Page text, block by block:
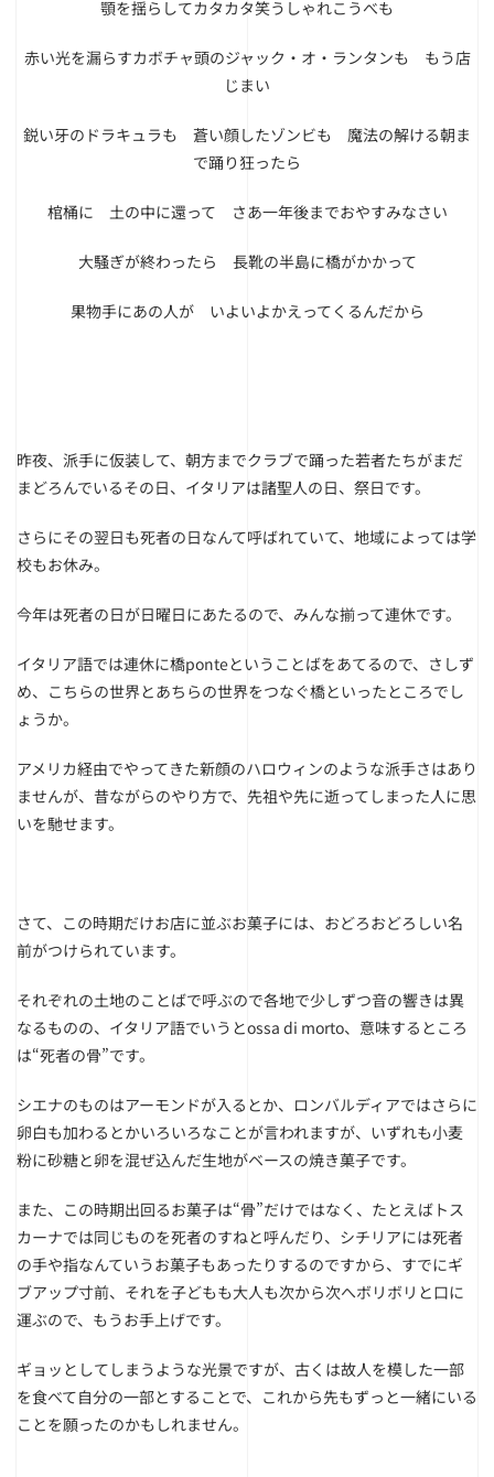
顎を揺らしてカタカタ笑うしゃれこうべも
赤い光を漏らすカボチャ頭のジャック・オ・ランタンも もう店
じまい
鋭い牙のドラキュラも 蒼い顔したゾンビも 魔法の解ける朝ま
で踊り狂ったら
棺桶に 土の中に還って さあ一年後までおやすみなさい
大騒ぎが終わったら 長靴の半島に橋がかかって
果物手にあの人が いよいよかえってくるんだから
昨夜、派手に仮装して、朝方までクラブで踊った若者たちがまだ
まどろんでいるその日、イタリアは諸聖人の日、祭日です。
さらにその翌日も死者の日なんて呼ばれていて、地域によっては学
校もお休み。
今年は死者の日が日曜日にあたるので、みんな揃って連休です。
イタリア語では連休に橋ponteということばをあてるので、さしず
め、こちらの世界とあちらの世界をつなぐ橋といったところでし
ょうか。
アメリカ経由でやってきた新顔のハロウィンのような派手さはあり
ませんが、昔ながらのやり方で、先祖や先に逝ってしまった人に思
いを馳せます。
さて、この時期だけお店に並ぶお菓子には、おどろおどろしい名
前がつけられています。
それぞれの土地のことばで呼ぶので各地で少しずつ音の響きは異
なるものの、イタリア語でいうとossa di morto、意味するところ
は“死者の骨”です。
シエナのものはアーモンドが入るとか、ロンバルディアではさらに
卵白も加わるとかいろいろなことが言われますが、いずれも小麦
粉に砂糖と卵を混ぜ込んだ生地がベースの焼き菓子です。
また、この時期出回るお菓子は“骨”だけではなく、たとえばトス
カーナでは同じものを死者のすねと呼んだり、シチリアには死者
の手や指なんていうお菓子もあったりするのですから、すでにギ
ブアップ寸前、それを子どもも大人も次から次へボリボリと口に
運ぶので、もうお手上げです。
ギョッとしてしまうような光景ですが、古くは故人を模した一部
を食べて自分の一部とすることで、これから先もずっと一緒にいる
ことを願ったのかもしれません。